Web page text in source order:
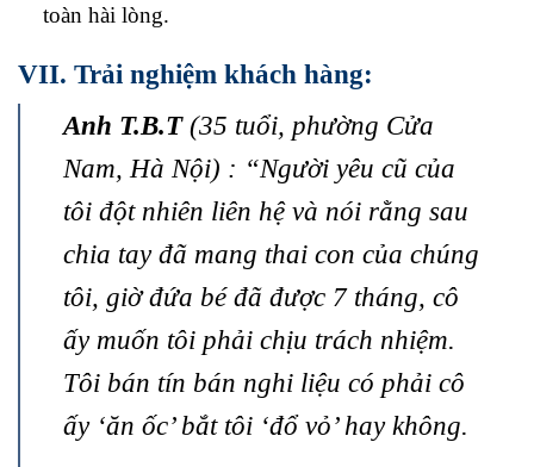
toàn hài lòng.
VII. Trải nghiệm khách hàng:
Anh T.B.T(35 tuổi, phường Cửa
Nam, Hà Nội) : “Người yêu cũ của
tôi đột nhiên liên hệ và nói rằng sau
chia tay đã mang thai con của chúng
tôi, giờ đứa bé đã được 7 tháng, cô
ấy muốn tôi phải chịu trách nhiệm.
Tôi bán tín bán nghi liệu có phải cô
ấy ‘ăn ốc’ bắt tôi ‘đổ vỏ’ hay không.